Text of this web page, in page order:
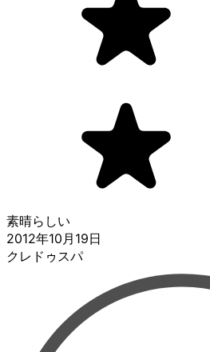
素晴らしい
2012年10月19日
クレドゥスパ